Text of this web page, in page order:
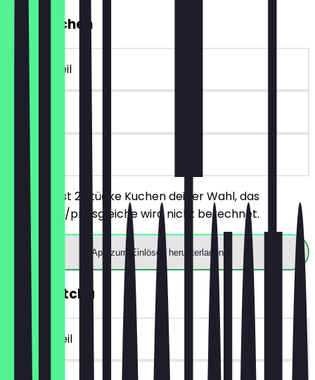
2für1 Kuchen
~€ 5 Vorteil
90 Tage
vor Ort
Du bestellst 2 Stücke Kuchen deiner Wahl, das
günstigere/preisgleiche wird nicht berechnet.
App zum Einlösen herunterladen
2für1 Matcha
~€ 4 Vorteil